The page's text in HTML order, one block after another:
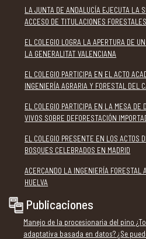
LA JUNTA DE ANDALUCÍA EJECUTA LA
ACCESO DE TITULACIONES
EL COLEGIO LOGRA LA APERTURA DE
LA GENERALITAT VALENCIANA
EL COLEGIO PARTICIPA EN EL ACTO
INGENIERÍA AGRARIA Y FORESTAL DEL
EL COLEGIO PARTICIPA EN LA MESA DE
VIVOS SOBRE DEFORESTACIÓN
EL COLEGIO PRESENTE EN LOS ACTOS
BOSQUES CELEBRADOS EN MADRID
ACERCANDO LA INGENIERÍA FORESTAL
HUELVA
Publicaciones
Manejo de la procesionaria del pino
adaptativa basada en datos? ¿Se